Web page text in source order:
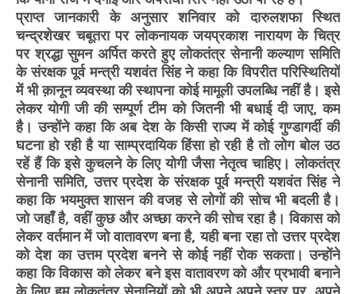
प्राप्त जानकारी के अनुसार शनिवार को दारुलशफा स्थित
चन्द्रशेखर चबूतरा पर लोकनायक जयप्रकाश नारायण के चित्र
पर श्रद्धा सुमन अर्पित करते हुए लोकतंत्र सेनानी कल्याण समिति
के संरक्षक पूर्व मन्त्री यशवंत सिंह ने कहा कि विपरीत परिस्थितियों
में भी क़ानून व्यवस्था की स्थापना कोई मामूली उपलब्धि नहीं है। इसे
लेकर योगी जी की सम्पूर्ण टीम को जितनी भी बधाई दी जाए, कम
है। उन्होंने कहा कि अब देश के किसी राज्य में कोई गुण्डागर्दी की
घटना हो रही है या साम्प्रदायिक हिंसा हो रही है तो लोग बोल उठ
रहें हैं कि इसे कुचलने के लिए योगी जैसा नेतृत्व चाहिए। लोकतंत्र
सेनानी समिति, उत्तर प्रदेश के संरक्षक पूर्व मन्त्री यशवंत सिंह ने
कहा कि भयमुक्त शासन की वजह से लोगों की सोच भी बदली है।
जो जहाँ है, वहीं कुछ और अच्छा करने की सोच रहा है। विकास को
लेकर वर्तमान में जो वातावरण बना है, यही बना रहा तो उत्तर प्रदेश
को देश का उत्तम प्रदेश बनने से कोई नहीं रोक सकता। उन्होंने
कहा कि विकास को लेकर बने इस वातावरण को और प्रभावी बनाने